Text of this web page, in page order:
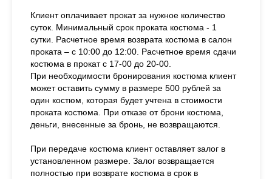
Клиент оплачивает прокат за нужное количество
суток. Минимальный срок проката костюма - 1
сутки. Расчетное время возврата костюма в салон
проката – с 10:00 до 12:00. Расчетное время сдачи
костюма в прокат с 17-00 до 20-00.
При необходимости бронирования костюма клиент
может оставить сумму в размере 500 рублей за
один костюм, которая будет учтена в стоимости
проката костюма. При отказе от брони костюма,
деньги, внесенные за бронь, не возвращаются.
При передаче костюма клиент оставляет залог в
установленном размере. Залог возвращается
полностью при возврате костюма в срок в